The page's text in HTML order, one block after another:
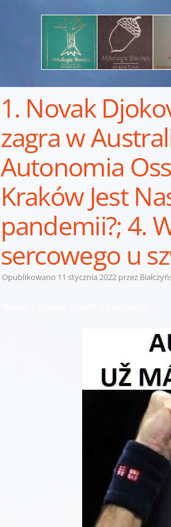
1. Novak
zagra w
Autonomia
Kraków Jest
pandemii?; 4.
sercowego u
Opublikowano 11 stycznia 2022 przez